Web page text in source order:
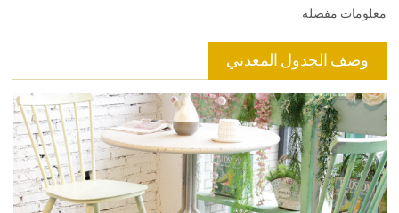
معلومات مفصلة
وصف الجدول المعدني